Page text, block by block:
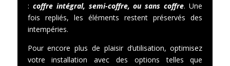
: coffre intégral, semi-coffre, ou sans coffre. Une
fois repliés, les éléments restent préservés des
intempéries.
Pour encore plus de plaisir d’utilisation, optimisez
votre installation avec des options telles que